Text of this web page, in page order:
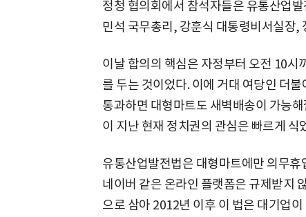
정청 협의회에서 참석자들은 유통산업
민석 국무총리, 강훈식 대통령비서실장,
이날 합의의 핵심은 자정부터 오전 10시
를 두는 것이었다. 이에 거대 여당인 더
통과하면 대형마트도 새벽배송이 가능
이 지난 현재 정치권의 관심은 빠르게 식
유통산업발전법은 대형마트에만 의무
네이버 같은 온라인 플랫폼은 규제받지
으로 삼아 2012년 이후 이 법은 대기업